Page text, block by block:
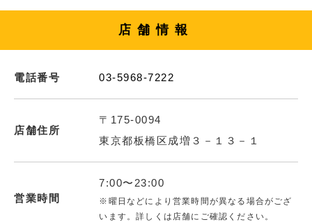
店舗情報
電話番号 03-5968-7222
店舗住所
〒175-0094
東京都板橋区成増３－１３－１
営業時間
7:00〜23:00
※曜日などにより営業時間が異なる場合がござ
います。詳しくは店舗にご確認ください。